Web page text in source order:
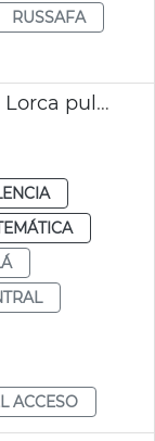
RUSSAFA
Parque Central Paseo Garcia Lorca pulmón verde València
ACCESO